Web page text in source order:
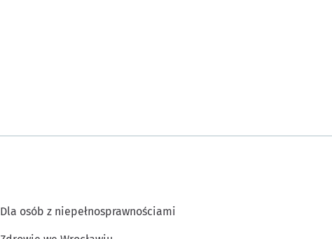
Dla osób z niepełnosprawnościami